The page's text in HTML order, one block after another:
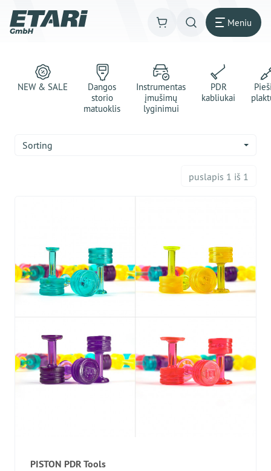
Meniu
NEW & SALE
Dangos
storio
matuoklis
Instrumentas
įmušimų
lyginimui
PDR
kabliukai
Sorting
puslapis 1 iš 1
PISTON PDR Tools